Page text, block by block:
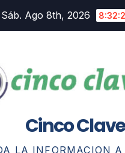
Sáb. Ago 8th, 2026
Cinco
LA INFORMACION